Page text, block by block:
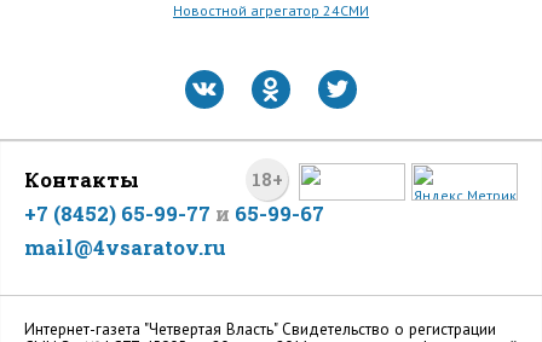
Новостной агрегатор 24СМИ
18+
Контакты
+7 (8452) 65-99-77 и 65-99-67
mail@4vsaratov.ru
Интернет-газета "Четвертая Власть" Cвидетельство о регистрации